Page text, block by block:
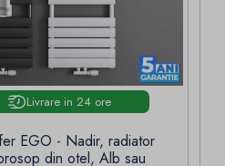
Livrare in 24 ore
EGO - Nadir, radiator
din otel, Alb sau